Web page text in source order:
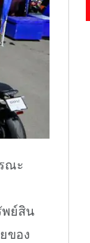
ณะ
พย์สิน
ของ